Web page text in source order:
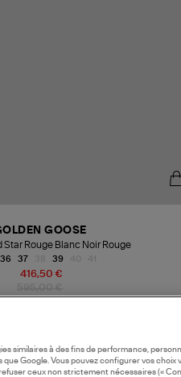
595,00 €
416,50 €
GOOSE
Star Rouge Blanc Noir Rouge
36 37 39
similaires à des fins de performance,
Google. Vous pouvez configurer vos choix
ceux non strictement nécessaires («